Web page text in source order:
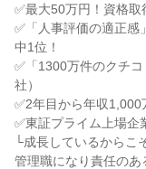
✅最大50万円！資格取
✅「人事評価の適正感
中1位！
✅「1300万件のクチ
社）
✅2年目から年収1,000
✅東証プライム上場企
└成長しているからこ
管理職になり責任のあ